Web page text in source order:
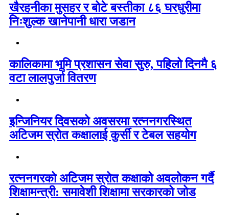
खैरहनीका मुसहर र बोटे बस्तीका ८६ घरधुरीमा
निःशुल्क खानेपानी धारा जडान
कालिकामा भूमि प्रशासन सेवा सुरु, पहिलो दिनमै ६
वटा लालपुर्जा वितरण
इन्जिनियर दिवसको अवसरमा रत्ननगरस्थित
अटिजम स्रोत कक्षालाई कुर्सी र टेबल सहयोग
रत्ननगरको अटिजम स्रोत कक्षाको अवलोकन गर्दै
शिक्षामन्त्री: समावेशी शिक्षामा सरकारको जोड